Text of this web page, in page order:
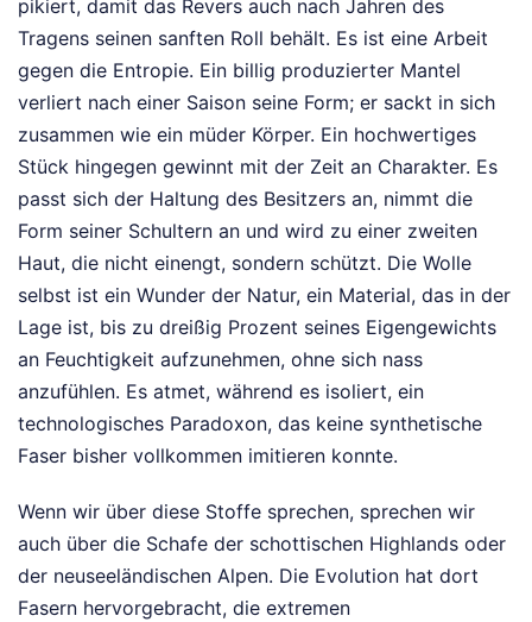
pikiert, damit das Revers auch nach Jahren des
Tragens seinen sanften Roll behält. Es ist eine Arbeit
gegen die Entropie. Ein billig produzierter Mantel
verliert nach einer Saison seine Form; er sackt in sich
zusammen wie ein müder Körper. Ein hochwertiges
Stück hingegen gewinnt mit der Zeit an Charakter. Es
passt sich der Haltung des Besitzers an, nimmt die
Form seiner Schultern an und wird zu einer zweiten
Haut, die nicht einengt, sondern schützt. Die Wolle
selbst ist ein Wunder der Natur, ein Material, das in der
Lage ist, bis zu dreißig Prozent seines Eigengewichts
an Feuchtigkeit aufzunehmen, ohne sich nass
anzufühlen. Es atmet, während es isoliert, ein
technologisches Paradoxon, das keine synthetische
Faser bisher vollkommen imitieren konnte.
Wenn wir über diese Stoffe sprechen, sprechen wir
auch über die Schafe der schottischen Highlands oder
der neuseeländischen Alpen. Die Evolution hat dort
Fasern hervorgebracht, die extremen